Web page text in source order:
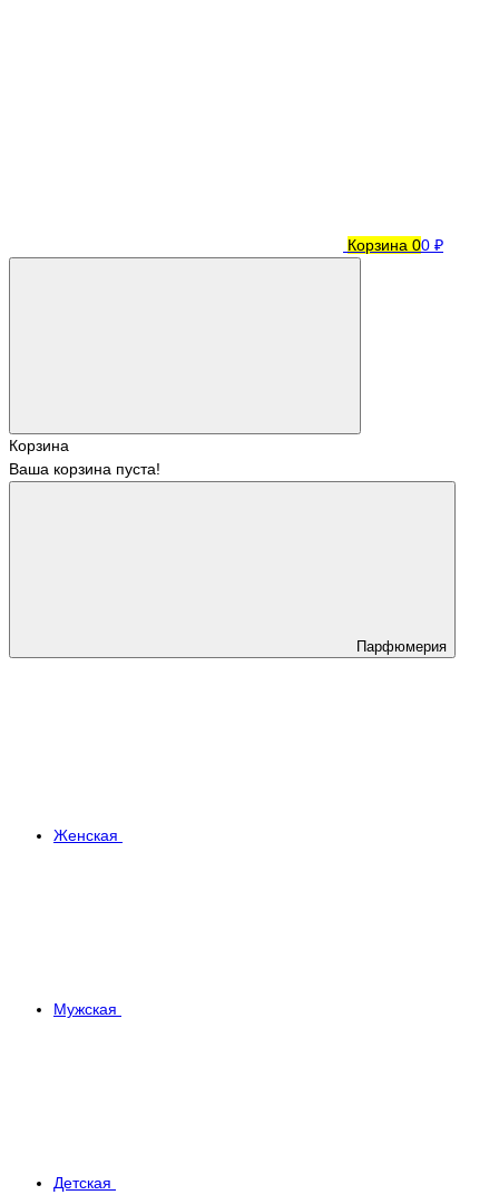
Корзина 00 ₽
Корзина
Ваша корзина пуста!
Парфюмерия
Женская
Мужская
Детская